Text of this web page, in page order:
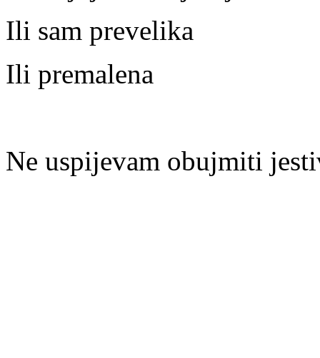
Ili sam prevelika
Ili premalena
Ne uspijevam obujmiti